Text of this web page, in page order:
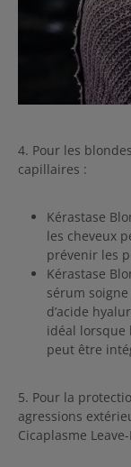
4. Pour les
capillaires :
Kérastase
les cheveux
prévenir les
Kérastase
sérum
d’acide
idéal lorsque
peut être
5. Pour la
agressions
Cicaplasme